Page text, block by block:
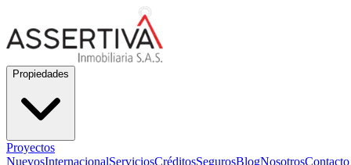
Propiedades
Proyectos
NuevosInternacionalServiciosCréditosSegurosBlogNosotrosContacto